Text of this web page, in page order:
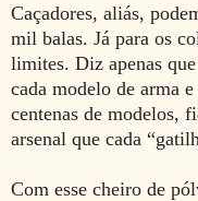
Caçadores, aliás,
mil balas. Já para os
limites. Diz apenas
cada modelo de arma
centenas de modelos,
arsenal que cada
Com esse cheiro de